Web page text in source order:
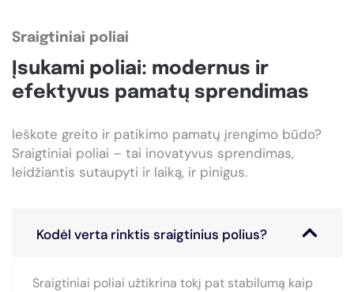
Sraigtiniai poliai
Įsukami poliai: modernus ir
efektyvus pamatų sprendimas
Ieškote greito ir patikimo pamatų įrengimo būdo?
Sraigtiniai poliai – tai inovatyvus sprendimas,
leidžiantis sutaupyti ir laiką, ir pinigus.
Kodėl verta rinktis sraigtinius polius?
Sraigtiniai poliai užtikrina tokį pat stabilumą kaip